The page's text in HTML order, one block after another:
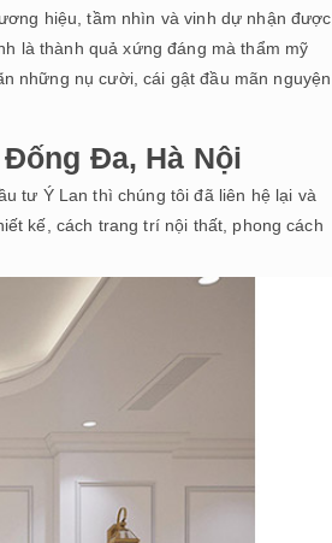
hiệu, tầm nhìn và vinh dự nhận được
là thành quả xứng đáng mà thẩm mỹ
những nụ cười, cái gật đầu mãn nguyện
Đa, Hà Nội
tư Ý Lan thì chúng tôi đã liên hệ lại và
kế, cách trang trí nội thất, phong cách